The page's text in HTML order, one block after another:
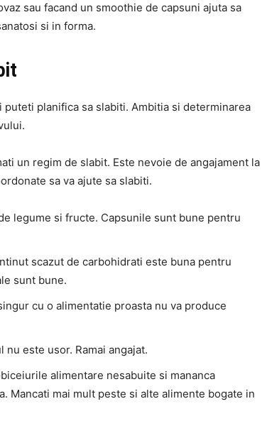
sau facand un smoothie de capsuni ajuta sa
si in forma.
planifica sa slabiti. Ambitia si determinarea
un regim de slabit. Este nevoie de angajament la
sa va ajute sa slabiti.
legume si fructe. Capsunile sunt bune pentru
scazut de carbohidrati este buna pentru
sunt bune.
cu o alimentatie proasta nu va produce
este usor. Ramai angajat.
alimentare nesabuite si mananca
Mancati mai mult peste si alte alimente bogate in